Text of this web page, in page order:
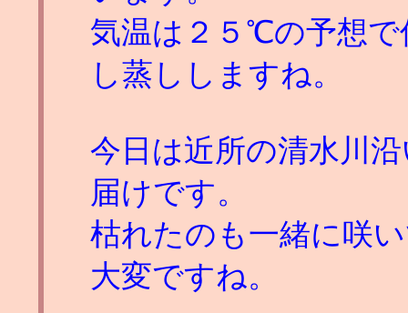
気温は２５℃の予想
し蒸ししますね。
今日は近所の清水川
届けです。
枯れたのも一緒に咲
大変ですね。